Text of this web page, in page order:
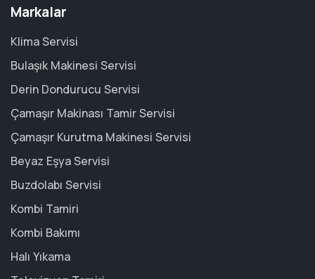
Markalar
Klima Servisi
Bulaşık Makinesi Servisi
Derin Dondurucu Servisi
Çamaşır Makinası Tamir Servisi
Çamaşır Kurutma Makinesi Servisi
Beyaz Eşya Servisi
Buzdolabı Servisi
Kombi Tamiri
Kombi Bakımı
Halı Yıkama